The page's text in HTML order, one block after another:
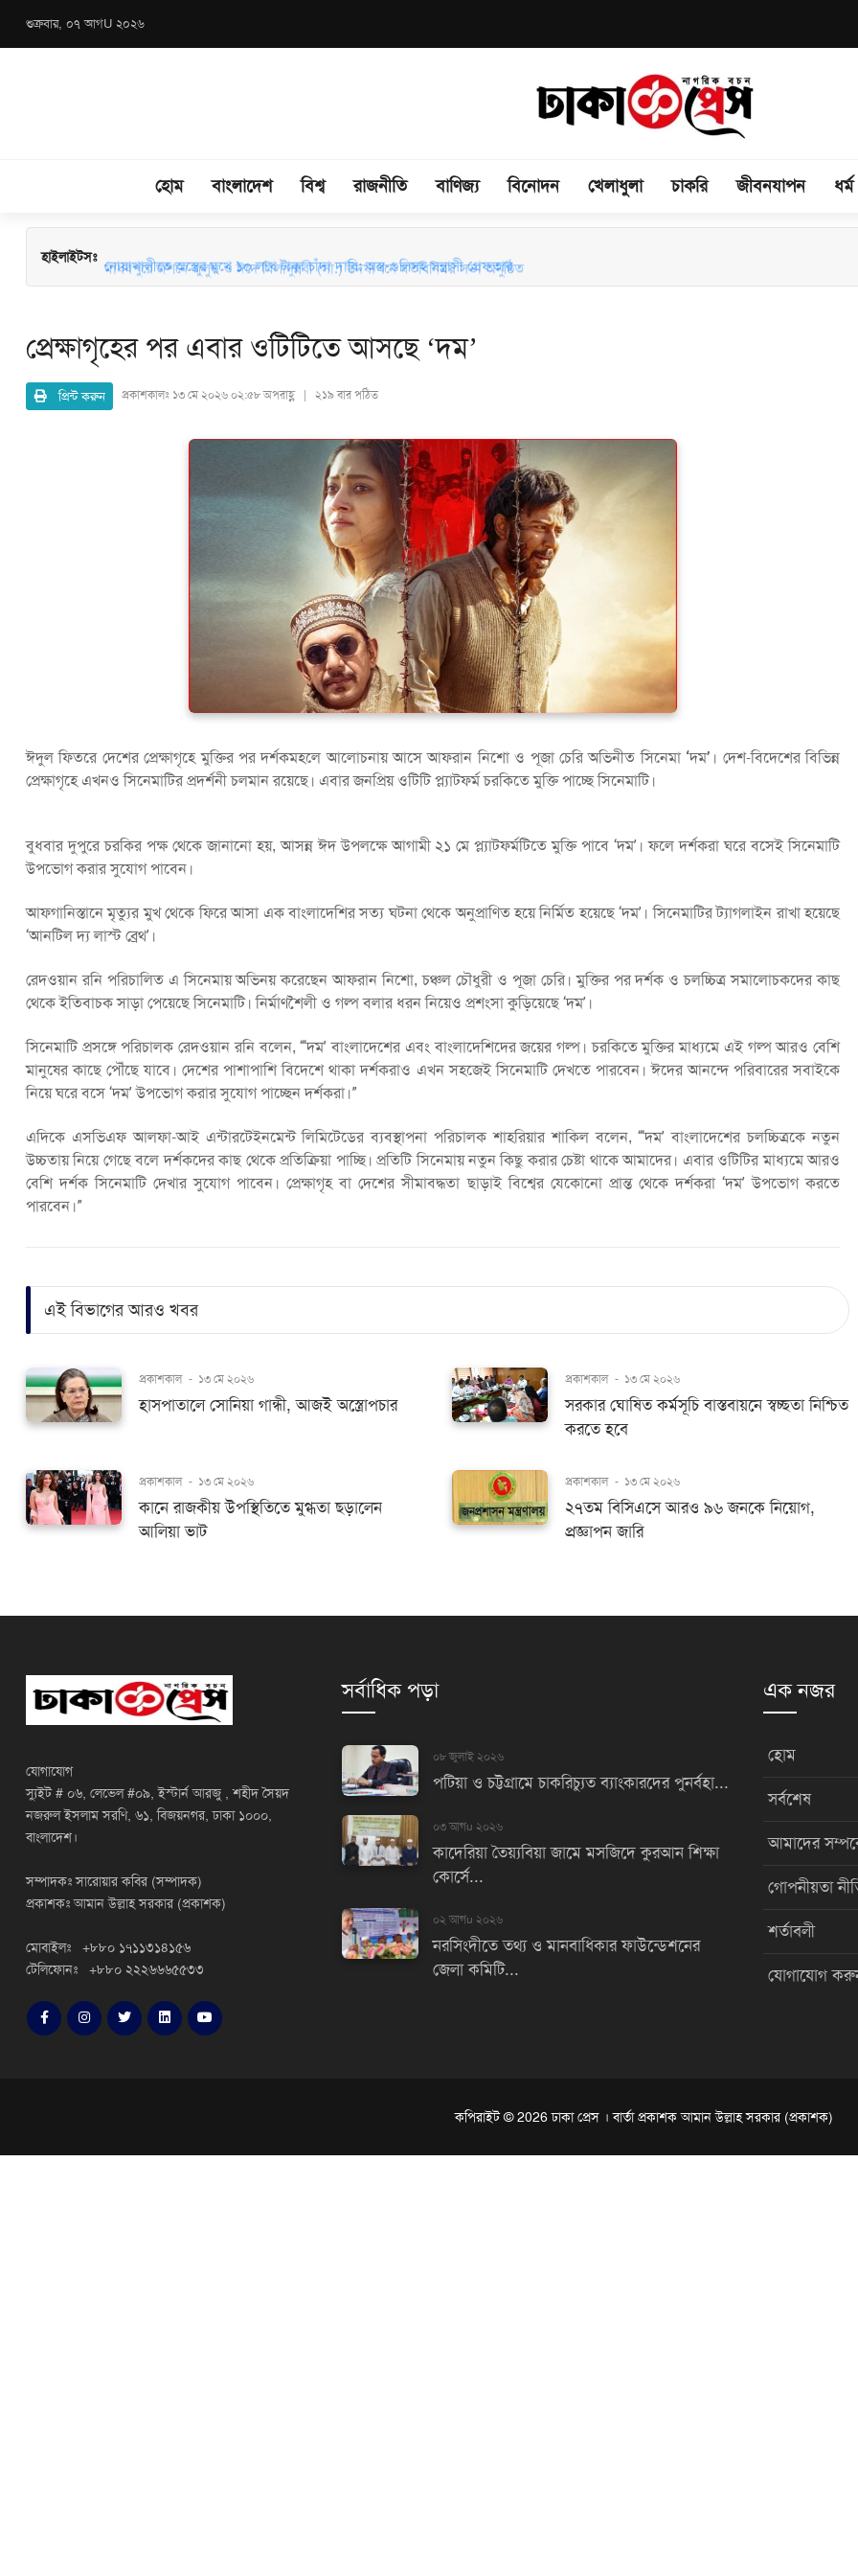
শুক্রবার, ০৭ আগU ২০২৬
হোম বাংলাদেশ বিশ্ব রাজনীতি বাণিজ্য বিনোদন খেলাধুলা চাকরি জীবনযাপন ধর্ম
হাইলাইটসঃ
নোয়াখালীতে অস্ত্রের মুখে ১০ লাখ টাকা চাঁদা দাবি: অস্ত্র-গুলিসহ সন্ত্রাসী গ্রেফতার
মাধবপুরে জশনে জুলুস ও ঈদে মিলাদুন্নবী (সা.) উদযাপনে মতবিনিময় সভা অনুষ্ঠিত
প্রেক্ষাগৃহের পর এবার ওটিটিতে আসছে ‘দম’
প্রিন্ট করুন প্রকাশকালঃ ১৩ মে ২০২৬ ০২:৫৮ অপরাহ্ণ | ২১৯ বার পঠিত
ঈদুল ফিতরে দেশের প্রেক্ষাগৃহে মুক্তির পর দর্শকমহলে আলোচনায় আসে আফরান নিশো ও পূজা চেরি অভিনীত সিনেমা ‘দম’। দেশ-বিদেশের বিভিন্ন
প্রেক্ষাগৃহে এখনও সিনেমাটির প্রদর্শনী চলমান রয়েছে। এবার জনপ্রিয় ওটিটি প্ল্যাটফর্ম চরকিতে মুক্তি পাচ্ছে সিনেমাটি।
বুধবার দুপুরে চরকির পক্ষ থেকে জানানো হয়, আসন্ন ঈদ উপলক্ষে আগামী ২১ মে প্ল্যাটফর্মটিতে মুক্তি পাবে ‘দম’। ফলে দর্শকরা ঘরে বসেই সিনেমাটি
উপভোগ করার সুযোগ পাবেন।
আফগানিস্তানে মৃত্যুর মুখ থেকে ফিরে আসা এক বাংলাদেশির সত্য ঘটনা থেকে অনুপ্রাণিত হয়ে নির্মিত হয়েছে ‘দম’। সিনেমাটির ট্যাগলাইন রাখা হয়েছে
‘আনটিল দ্য লাস্ট ব্রেথ’।
রেদওয়ান রনি পরিচালিত এ সিনেমায় অভিনয় করেছেন আফরান নিশো, চঞ্চল চৌধুরী ও পূজা চেরি। মুক্তির পর দর্শক ও চলচ্চিত্র সমালোচকদের কাছ
থেকে ইতিবাচক সাড়া পেয়েছে সিনেমাটি। নির্মাণশৈলী ও গল্প বলার ধরন নিয়েও প্রশংসা কুড়িয়েছে ‘দম’।
সিনেমাটি প্রসঙ্গে পরিচালক রেদওয়ান রনি বলেন, “‘দম’ বাংলাদেশের এবং বাংলাদেশিদের জয়ের গল্প। চরকিতে মুক্তির মাধ্যমে এই গল্প আরও বেশি
মানুষের কাছে পৌঁছে যাবে। দেশের পাশাপাশি বিদেশে থাকা দর্শকরাও এখন সহজেই সিনেমাটি দেখতে পারবেন। ঈদের আনন্দে পরিবারের সবাইকে
নিয়ে ঘরে বসে ‘দম’ উপভোগ করার সুযোগ পাচ্ছেন দর্শকরা।”
এদিকে এসভিএফ আলফা-আই এন্টারটেইনমেন্ট লিমিটেডের ব্যবস্থাপনা পরিচালক শাহরিয়ার শাকিল বলেন, “‘দম’ বাংলাদেশের চলচ্চিত্রকে নতুন
উচ্চতায় নিয়ে গেছে বলে দর্শকদের কাছ থেকে প্রতিক্রিয়া পাচ্ছি। প্রতিটি সিনেমায় নতুন কিছু করার চেষ্টা থাকে আমাদের। এবার ওটিটির মাধ্যমে আরও
বেশি দর্শক সিনেমাটি দেখার সুযোগ পাবেন। প্রেক্ষাগৃহ বা দেশের সীমাবদ্ধতা ছাড়াই বিশ্বের যেকোনো প্রান্ত থেকে দর্শকরা ‘দম’ উপভোগ করতে
পারবেন।”
এই বিভাগের আরও খবর
প্রকাশকাল - ১৩ মে ২০২৬
হাসপাতালে সোনিয়া গান্ধী, আজই অস্ত্রোপচার
প্রকাশকাল - ১৩ মে ২০২৬
সরকার ঘোষিত কর্মসূচি বাস্তবায়নে স্বচ্ছতা নিশ্চিত
করতে হবে
প্রকাশকাল - ১৩ মে ২০২৬
কানে রাজকীয় উপস্থিতিতে মুগ্ধতা ছড়ালেন
আলিয়া ভাট
প্রকাশকাল - ১৩ মে ২০২৬
২৭তম বিসিএসে আরও ৯৬ জনকে নিয়োগ,
প্রজ্ঞাপন জারি
যোগাযোগ
স্যুইট # ০৬, লেভেল #০৯, ইস্টার্ন আরজু , শহীদ সৈয়দ
নজরুল ইসলাম সরণি, ৬১, বিজয়নগর, ঢাকা ১০০০,
বাংলাদেশ।
সম্পাদকঃ সারোয়ার কবির (সম্পাদক)
প্রকাশকঃ আমান উল্লাহ সরকার (প্রকাশক)
মোবাইলঃ +৮৮০ ১৭১১৩১৪১৫৬
টেলিফোনঃ +৮৮০ ২২২৬৬৬৫৫৩৩
সর্বাধিক পড়া
০৮ জুলাই ২০২৬
পটিয়া ও চট্টগ্রামে চাকরিচ্যুত ব্যাংকারদের পুনর্বহা...
০৩ আগu ২০২৬
কাদেরিয়া তৈয়্যবিয়া জামে মসজিদে কুরআন শিক্ষা
কোর্সে...
০২ আগu ২০২৬
নরসিংদীতে তথ্য ও মানবাধিকার ফাউন্ডেশনের
জেলা কমিটি...
এক নজর
হোম
সর্বশেষ
আমাদের
গোপনীয়তা
শর্তাবলী
যোগাযোগ
কপিরাইট © 2026 ঢাকা প্রেস । বার্তা প্রকাশক আমান উল্লাহ সরকার (প্রকাশক)